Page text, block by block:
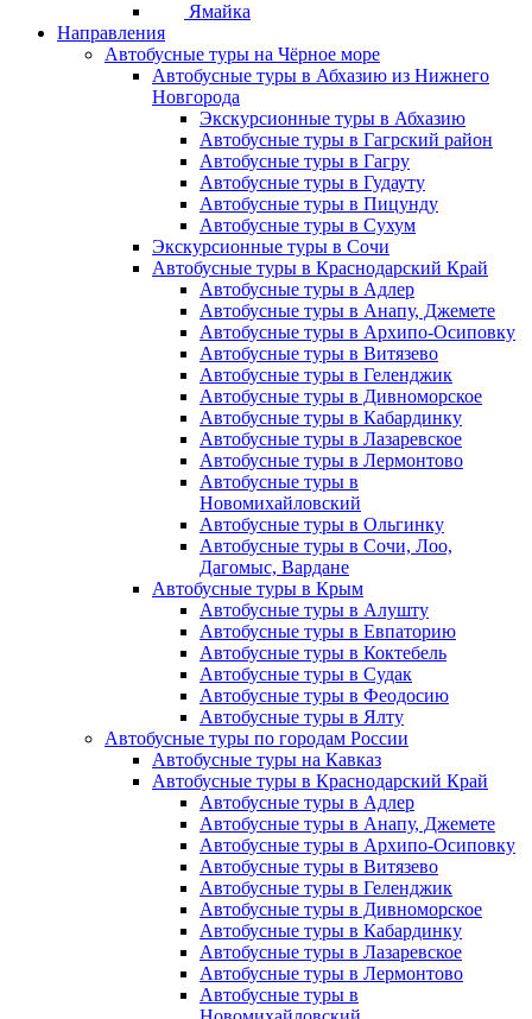
Ямайка
Направления
Автобусные туры на Чёрное море
Автобусные туры в Абхазию из Нижнего
Новгорода
Экскурсионные туры в Абхазию
Автобусные туры в Гагрский район
Автобусные туры в Гагру
Автобусные туры в Гудауту
Автобусные туры в Пицунду
Автобусные туры в Сухум
Экскурсионные туры в Сочи
Автобусные туры в Краснодарский Край
Автобусные туры в Адлер
Автобусные туры в Анапу, Джемете
Автобусные туры в Архипо-Осиповку
Автобусные туры в Витязево
Автобусные туры в Геленджик
Автобусные туры в Дивноморское
Автобусные туры в Кабардинку
Автобусные туры в Лазаревское
Автобусные туры в Лермонтово
Автобусные туры в
Новомихайловский
Автобусные туры в Ольгинку
Автобусные туры в Сочи, Лоо,
Дагомыс, Вардане
Автобусные туры в Крым
Автобусные туры в Алушту
Автобусные туры в Евпаторию
Автобусные туры в Коктебель
Автобусные туры в Судак
Автобусные туры в Феодосию
Автобусные туры в Ялту
Автобусные туры по городам России
Автобусные туры на Кавказ
Автобусные туры в Краснодарский Край
Автобусные туры в Адлер
Автобусные туры в Анапу, Джемете
Автобусные туры в Архипо-Осиповку
Автобусные туры в Витязево
Автобусные туры в Геленджик
Автобусные туры в Дивноморское
Автобусные туры в Кабардинку
Автобусные туры в Лазаревское
Автобусные туры в Лермонтово
Автобусные туры в